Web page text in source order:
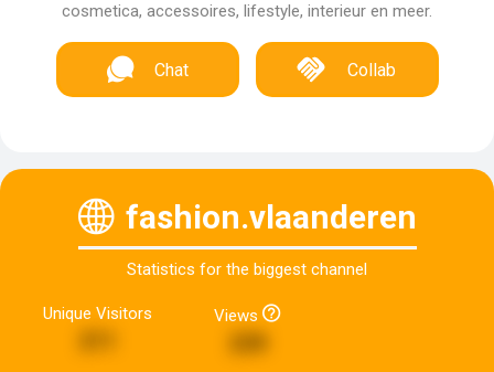
cosmetica, accessoires, lifestyle, interieur en meer.
Chat Collab
fashion.vlaanderen
Statistics for the biggest channel
Unique Visitors Views